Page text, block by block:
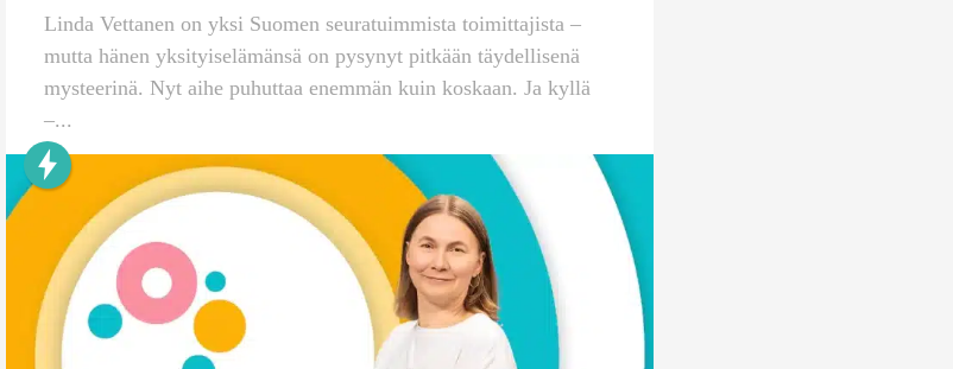
Linda Vettanen on yksi Suomen seuratuimmista toimittajista –
mutta hänen yksityiselämänsä on pysynyt pitkään täydellisenä
mysteerinä. Nyt aihe puhuttaa enemmän kuin koskaan. Ja kyllä
–...